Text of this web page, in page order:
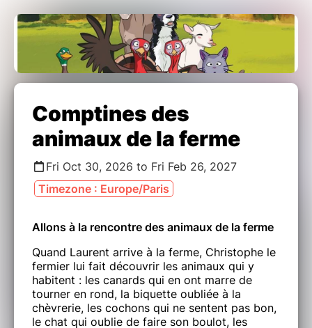
Comptines des
animaux de la ferme
Fri Oct 30, 2026 to Fri Feb 26, 2027
Timezone : Europe/Paris
Allons à la rencontre des animaux de la ferme
Quand Laurent arrive à la ferme, Christophe le
fermier lui fait découvrir les animaux qui y
habitent : les canards qui en ont marre de
tourner en rond, la biquette oubliée à la
chèvrerie, les cochons qui ne sentent pas bon,
le chat qui oublie de faire son boulot, les